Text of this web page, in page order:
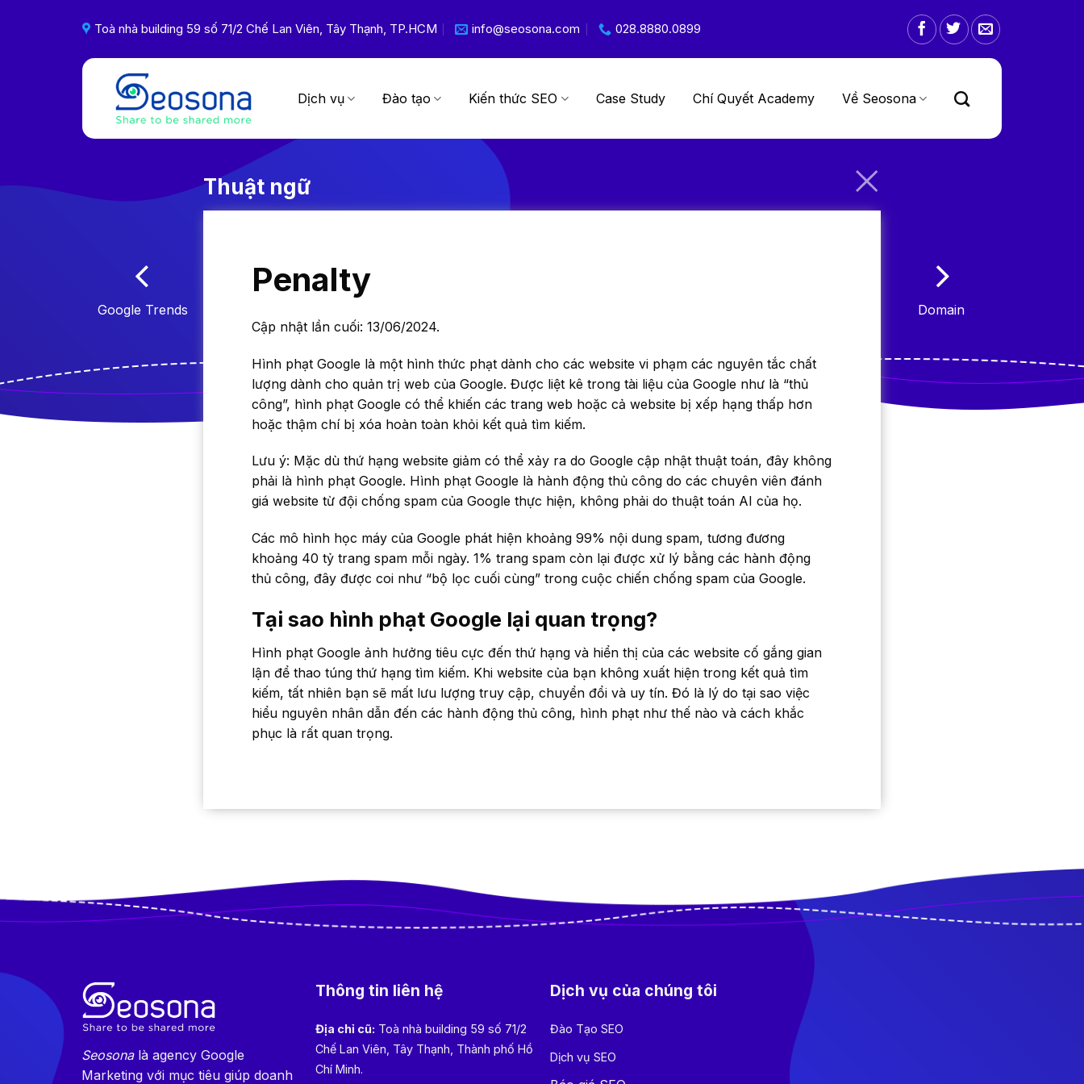
Toà nhà building 59 số 71/2 Chế Lan Viên, Tây Thạnh, TP.HCM info@seosona.com 028.8880.0899
Dịch vụ Đào tạo Kiến thức SEO Case Study Chí Quyết Academy Về Seosona
Google Trends
Thuật ngữ
Penalty
Cập nhật lần cuối: 13/06/2024.
Hình phạt Google là một hình thức phạt dành cho các website vi phạm các nguyên tắc chất
lượng dành cho quản trị web của Google. Được liệt kê trong tài liệu của Google như là “thủ
công”, hình phạt Google có thể khiến các trang web hoặc cả website bị xếp hạng thấp hơn
hoặc thậm chí bị xóa hoàn toàn khỏi kết quả tìm kiếm.
Lưu ý: Mặc dù thứ hạng website giảm có thể xảy ra do Google cập nhật thuật toán, đây không
phải là hình phạt Google. Hình phạt Google là hành động thủ công do các chuyên viên đánh
giá website từ đội chống spam của Google thực hiện, không phải do thuật toán AI của họ.
Các mô hình học máy của Google phát hiện khoảng 99% nội dung spam, tương đương
khoảng 40 tỷ trang spam mỗi ngày. 1% trang spam còn lại được xử lý bằng các hành động
thủ công, đây được coi như “bộ lọc cuối cùng” trong cuộc chiến chống spam của Google.
Tại sao hình phạt Google lại quan trọng?
Hình phạt Google ảnh hưởng tiêu cực đến thứ hạng và hiển thị của các website cố gắng gian
lận để thao túng thứ hạng tìm kiếm. Khi website của bạn không xuất hiện trong kết quả tìm
kiếm, tất nhiên bạn sẽ mất lưu lượng truy cập, chuyển đổi và uy tín. Đó là lý do tại sao việc
hiểu nguyên nhân dẫn đến các hành động thủ công, hình phạt như thế nào và cách khắc
phục là rất quan trọng.
Domain
Seosonalà agency Google
Marketing với mục tiêu giúp doanh
Thông tin liên hệ
Địa chỉ cũ: Toà nhà building 59 số 71/2
Chế Lan Viên, Tây Thạnh, Thành phố Hồ
Chí Minh.
Dịch vụ của chúng tôi
Đào Tạo SEO
Dịch vụ SEO